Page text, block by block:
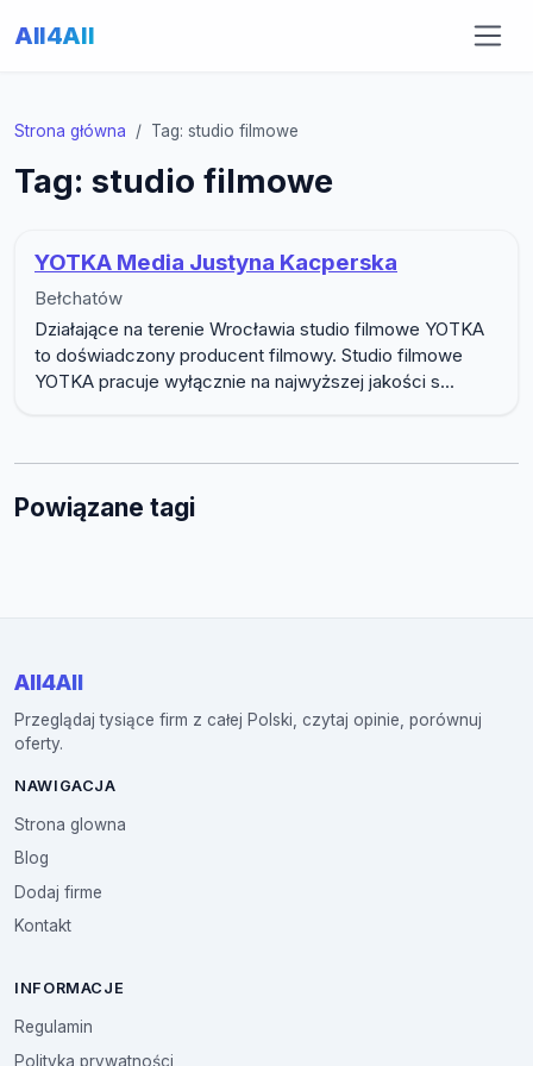
All4All
Strona główna Tag: studio filmowe
Tag: studio filmowe
YOTKA Media Justyna Kacperska
Bełchatów
Działające na terenie Wrocławia studio filmowe YOTKA
to doświadczony producent filmowy. Studio filmowe
YOTKA pracuje wyłącznie na najwyższej jakości s...
Powiązane tagi
All4All
Przeglądaj tysiące firm z całej Polski, czytaj opinie, porównuj
oferty.
NAWIGACJA
Strona glowna
Blog
Dodaj firme
Kontakt
INFORMACJE
Regulamin
Polityka prywatności